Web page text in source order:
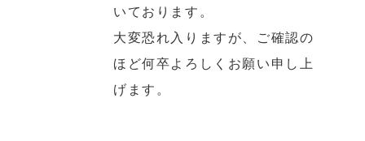
いております。
大変恐れ入りますが、ご確認の
ほど何卒よろしくお願い申し上
げます。